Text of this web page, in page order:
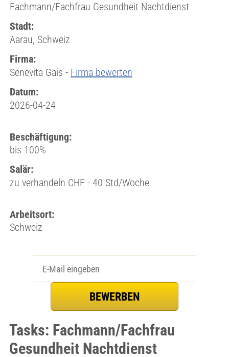
Fachmann/Fachfrau Gesundheit Nachtdienst
Stadt:
Aarau, Schweiz
Firma:
Senevita Gais - Firma bewerten
Datum:
2026-04-24
Beschäftigung:
bis 100%
Salär:
zu verhandeln CHF - 40 Std/Woche
Arbeitsort:
Schweiz
Tasks: Fachmann/Fachfrau
Gesundheit Nachtdienst